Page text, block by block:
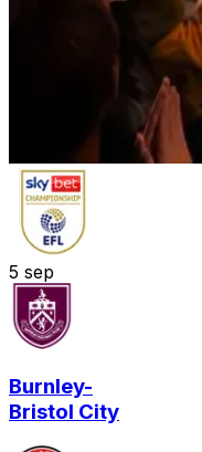
5 sep
Burnley-
Bristol City